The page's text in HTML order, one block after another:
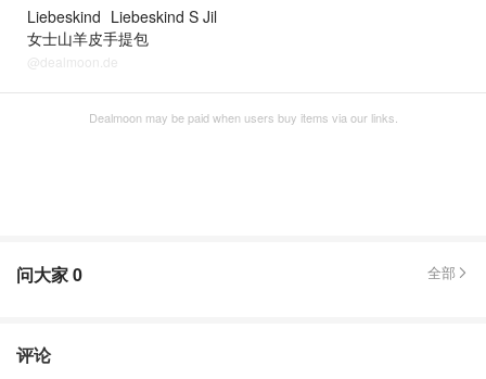
Liebeskind Liebeskind S Jil
女士山羊皮手提包
@dealmoon.de
Dealmoon may be paid when users buy items via our links.
问大家0 全部
评论